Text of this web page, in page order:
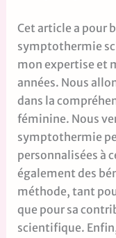
Cet article a pour
symptothermie
mon expertise et
années. Nous
dans la
féminine. Nous
symptothermie
personnalisées à
également des
méthode, tant
que pour sa
scientifique.